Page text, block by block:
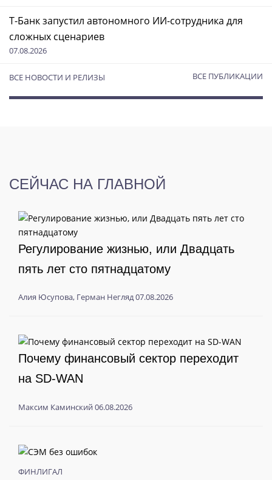
Т-Банк запустил автономного ИИ-сотрудника для
сложных сценариев
07.08.2026
ВСЕ НОВОСТИ И РЕЛИЗЫ ВСЕ ПУБЛИКАЦИИ
СЕЙЧАС НА ГЛАВНОЙ
Регулирование жизнью, или Двадцать
пять лет сто пятнадцатому
Алия Юсупова, Герман Негляд07.08.2026
Почему финансовый сектор переходит
на SD-WAN
Максим Каминский 06.08.2026
ФИНЛИГАЛ